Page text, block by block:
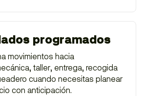
programados
movimientos hacia
taller, entrega, recogida
cuando necesitas planear
con anticipación.